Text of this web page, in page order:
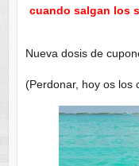
cuando salgan los
Nueva dosis de
(Perdonar, hoy os los